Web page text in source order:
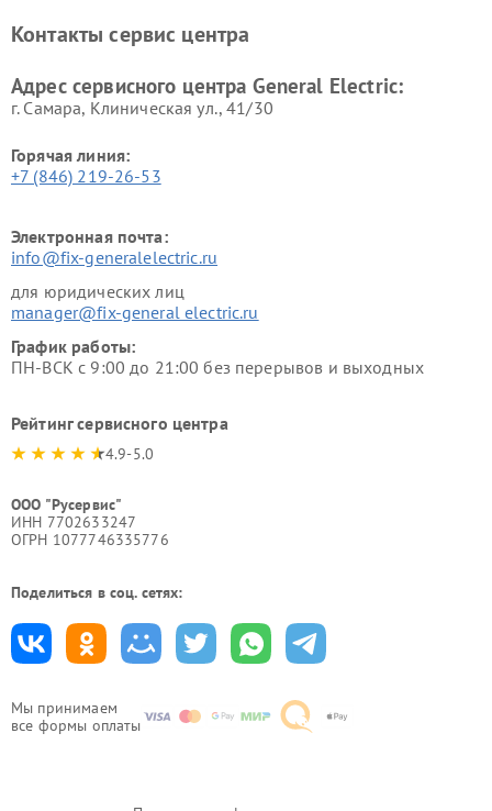
Мы принимаем
все формы оплаты
Electric
General Electric
Контакты сервис центра
Адрес сервисного центра General Electric:
г. Самара, Клиническая ул., 41/30
Горячая линия:
+7 (846) 219-26-53
Электронная почта:
info@fix-generalelectric.ru
для юридических лиц
manager@fix-general electric.ru
График работы:
ПН-ВСК с 9:00 до 21:00 без перерывов и выходных
Рейтинг сервисного центра
4.9-5.0
ООО "Русервис"
ИНН 7702633247
ОГРН 1077746335776
Поделиться в соц. сетях: